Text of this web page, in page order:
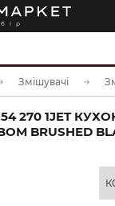
Змішувачі
270 1JET
BRUSHED